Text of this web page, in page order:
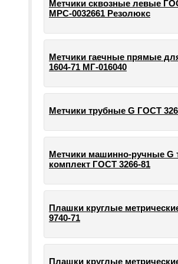
Метчики сквозные левые
МРС-0032661 Резолюкс
Метчики гаечные прямые
1604-71 МГ-016040
Метчики трубные G ГОСТ
Метчики машинно-ручные G
комплект ГОСТ 3266-81
Плашки круглые
9740-71
Плашки круглые